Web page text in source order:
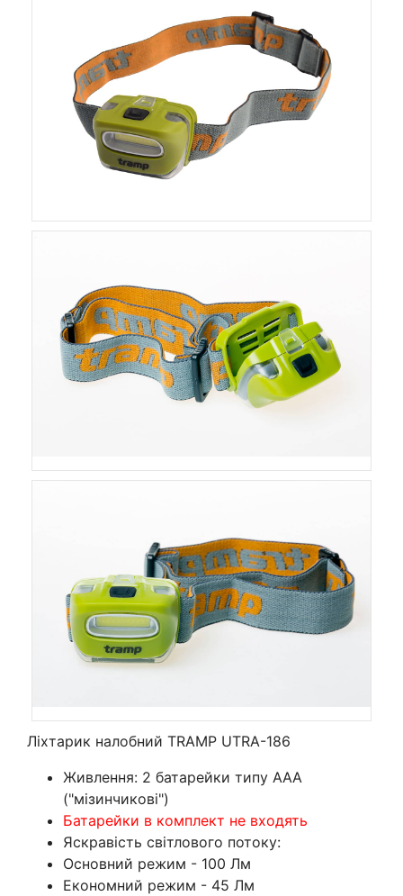
Ліхтарик налобний TRAMP UTRA-186
Живлення: 2 батарейки типу ААА
("мізинчикові")
Батарейки в комплект не входять
Яскравість світлового потоку:
Основний режим - 100 Лм
Економний режим - 45 Лм